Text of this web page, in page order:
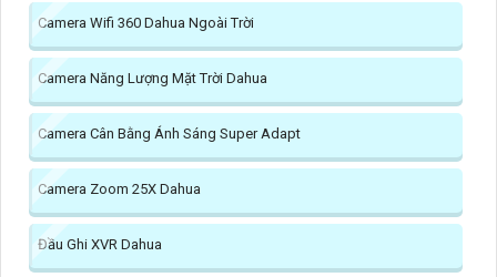
Camera Wifi 360 Dahua Ngoài Trời
Camera Năng Lượng Mặt Trời Dahua
Camera Cân Bằng Ánh Sáng Super Adapt
Camera Zoom 25X Dahua
Đầu Ghi XVR Dahua